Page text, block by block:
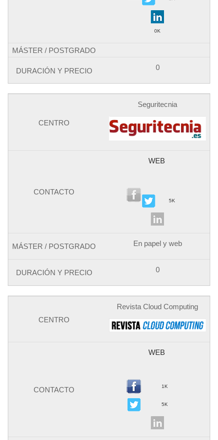
0K
0
Seguritecnia
WEB
5K
En papel y web
0
Revista Cloud Computing
WEB
1K
5K